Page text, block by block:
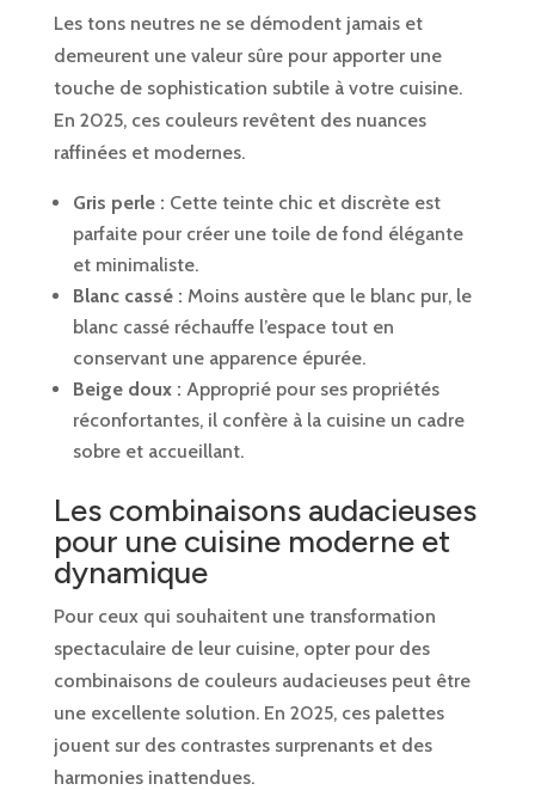
Les tons neutres ne se démodent jamais et
demeurent une valeur sûre pour apporter une
touche de sophistication subtile à votre cuisine.
En 2025, ces couleurs revêtent des nuances
raffinées et modernes.
Gris perle : Cette teinte chic et discrète est
parfaite pour créer une toile de fond élégante
et minimaliste.
Blanc cassé : Moins austère que le blanc pur, le
blanc cassé réchauffe l’espace tout en
conservant une apparence épurée.
Beige doux : Approprié pour ses propriétés
réconfortantes, il confère à la cuisine un cadre
sobre et accueillant.
Les combinaisons audacieuses
pour une cuisine moderne et
dynamique
Pour ceux qui souhaitent une transformation
spectaculaire de leur cuisine, opter pour des
combinaisons de couleurs audacieuses peut être
une excellente solution. En 2025, ces palettes
jouent sur des contrastes surprenants et des
harmonies inattendues.